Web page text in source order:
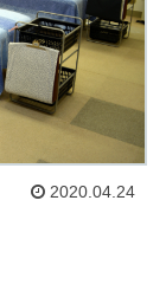
2020.04.24